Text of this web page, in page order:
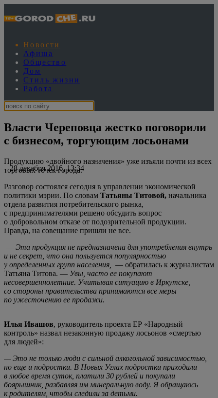
Новости
Афиша
Общество
Дом
Стиль жизни
Работа
Власти Череповца жестко поговорили
с бизнесом, торгующим лосьонами
28 декабря 2016, 13:34
Продукцию «двойного назначения» уже изъяли почти из всех
торговых точек города.
Разговор состоялся сегодня в управлении экономической
политики мэрии. По словам Татьяны Титовой, начальника
отдела развития потребительского рынка,
с предпринимателями решено обсудить вопрос
о добровольном отказе от подозрительной продукции.
Правда, на совещание пришли не все.
— Эта продукция не предназначена для употребления внутрь
и не секрет, что она пользуется популярностью
у определенных групп населения,
— обратилась к журналистам
Татьяна Титова. — Увы, часто ее покупают
несовершеннолетние. Учитывая ситуацию в Иркутске,
со стороны правительства принимаются все меры
по ужесточению ее продажи.
Илья Ивашов, руководитель проекта ЕР «Народный
контроль» назвал незаконную продажу лосьонов «смертью
для людей»:
— Это не только люди с сильной алкогольной зависимостью,
но еще и подростки. В Новых Углах подростки приходили
в любое время суток, платили 30 рублей и покупали
боярышник, разбавляя им минеральную воду. Я обращаюсь
к родителям, чтобы следили за детьми.